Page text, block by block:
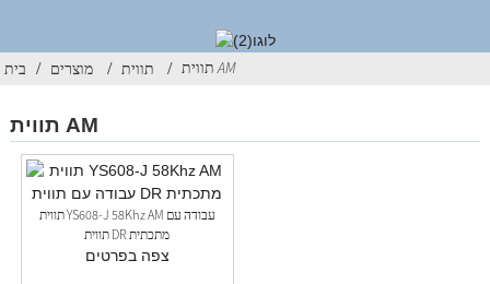
בית מוצרים תווית תווית AM
תווית AM
תווית YS608-J 58Khz AM עבודה עם
תווית DR מתכתית
צפה בפרטים